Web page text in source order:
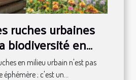
ruches urbaines
biodiversité en
en milieu urbain n'est pas
; c'est un...